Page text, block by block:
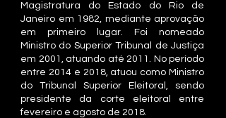
Magistratura do Estado do Rio de
Janeiro em 1982, mediante aprovação
em primeiro lugar. Foi nomeado
Ministro do Superior Tribunal de Justiça
em 2001, atuando até 2011. No período
entre 2014 e 2018, atuou como Ministro
do Tribunal Superior Eleitoral, sendo
presidente da corte eleitoral entre
fevereiro e agosto de 2018.